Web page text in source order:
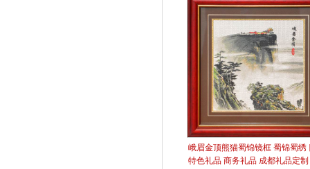
峨眉金顶熊猫蜀锦镜框 蜀锦蜀绣
特色礼品 商务礼品 成都礼品定制